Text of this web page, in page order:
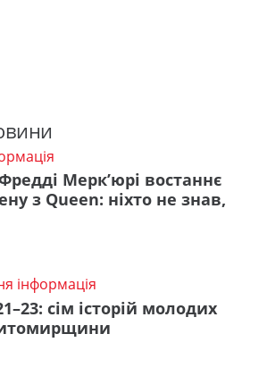
Мерк’юрі востаннє
з Queen: ніхто не знав,
інформація
сім історій молодих